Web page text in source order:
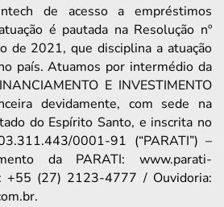
de acesso a empréstimos
é pautada na Resolução nº
de 2021, que disciplina a atuação
país. Atuamos por intermédio da
E INVESTIMENTO
devidamente, com sede na
do Espírito Santo, e inscrita no
0001-91 (“PARATI”) –
da PARATI: www.parati-
+55 (27) 2123-4777 / Ouvidoria: